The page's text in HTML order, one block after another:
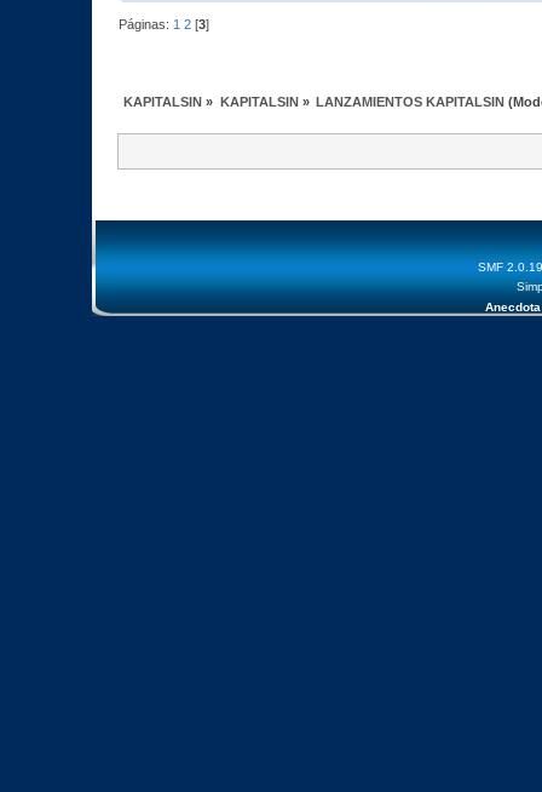
Páginas: 1 2 [3]
KAPITALSIN » KAPITALSIN» LANZAMIENTOS KAPITALSIN
SMF 2.0.19
Anecdota